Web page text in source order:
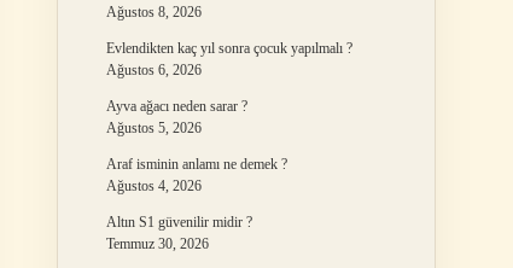
Ağustos 8, 2026
Evlendikten kaç yıl sonra çocuk yapılmalı ?
Ağustos 6, 2026
Ayva ağacı neden sarar ?
Ağustos 5, 2026
Araf isminin anlamı ne demek ?
Ağustos 4, 2026
Altın S1 güvenilir midir ?
Temmuz 30, 2026